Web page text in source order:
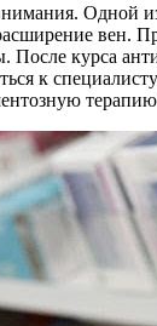
Одной
вен.
курса
к